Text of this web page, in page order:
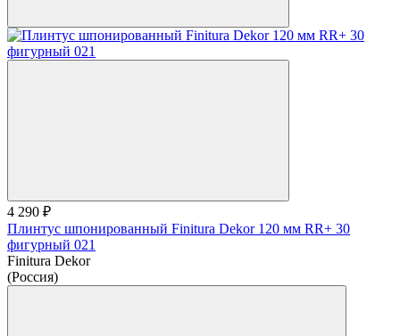
4 290 ₽
Плинтус шпонированный Finitura Dekor 120 мм RR+ 30
фигурный 021
Finitura Dekor
(Россия)